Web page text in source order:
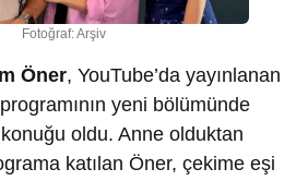
Fotoğraf: Arşiv
Öner, YouTube’da yayınlanan
programının yeni bölümünde
oldu. Anne olduktan
katılan Öner, çekime eşi